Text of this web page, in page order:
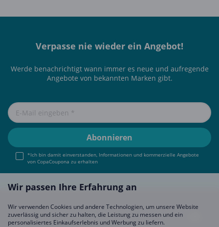
Verpasse nie wieder ein Angebot!
Werde benachrichtigt wann immer es neue und aufregende
Angebote von bekannten Marken gibt.
*Ich bin damit einverstanden, Informationen und kommerzielle Angebote
von CopaCoupona zu erhalten
Wir passen Ihre Erfahrung an
Wir verwenden Cookies und andere Technologien, um unsere Website
zuverlässig und sicher zu halten, die Leistung zu messen und ein
personalisiertes Einkaufserlebnis und Werbung zu liefern.